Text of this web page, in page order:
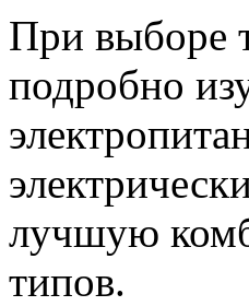
При выборе
подробно
лучшую
типов.